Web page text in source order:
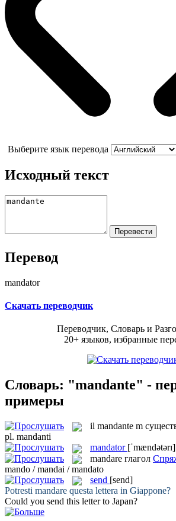
Выберите язык перевода
Исходный текст
Перевод
mandator
Скачать переводчик
Переводчик, Словарь и
20+ языков, избранные
Словарь: "mandante" -
примеры
il mandante m
pl. mandanti
mandator [ˈmændətərɪ]
mandare глагол
mando / mandai / mandato
send [send]
Potresti mandare questa lettera in Giappone?
Could you send this letter to Japan?